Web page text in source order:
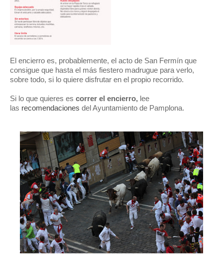
El encierro es, probablemente, el acto de San Fermín que
consigue que hasta el más fiestero madrugue para verlo,
sobre todo, si lo quiere disfrutar en el propio recorrido.
Si lo que quieres es correr el encierro, lee
las recomendaciones del Ayuntamiento de Pamplona.